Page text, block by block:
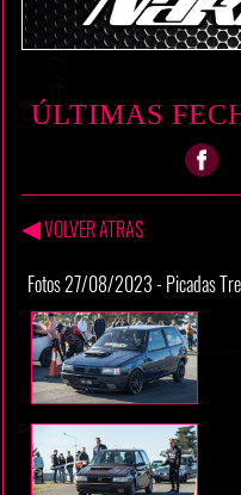
ÚLTIMAS
◀VOLVER ATRAS
Fotos 27/08/2023 - Picadas